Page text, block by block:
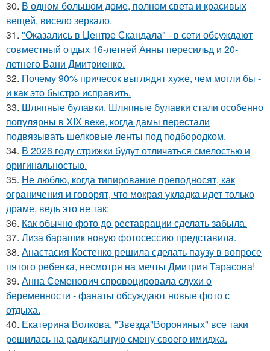
30. В одном большом доме, полном света и красивых
вещей, висело зеркало.
31. "Оказались в Центре Скандала" - в сети обсуждают
совместный отдых 16-летней Анны пересильд и 20-
летнего Вани Дмитриенко.
32. Почему 90% причесок выглядят хуже, чем могли бы -
и как это быстро исправить.
33. Шляпные булавки. Шляпные булавки стали особенно
популярны в XIX веке, когда дамы перестали
подвязывать шелковые ленты под подбородком.
34. В 2026 году стрижки будут отличаться смелостью и
оригинальностью.
35. Не люблю, когда типирование преподносят, как
ограничения и говорят, что мокрая укладка идет только
драме, ведь это не так:
36. Как обычно фото до реставрации сделать забыла.
37. Лиза барашик новую фотосессию представила.
38. Анастасия Костенко решила сделать паузу в вопросе
пятого ребенка, несмотря на мечты Дмитрия Тарасова!
39. Анна Семенович спровоцировала слухи о
беременности - фанаты обсуждают новые фото с
отдыха.
40. Екатерина Волкова, "Звезда"Ворониных" все таки
решилась на радикальную смену своего имиджа.